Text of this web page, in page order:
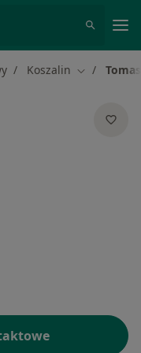
Koszalin Zmień